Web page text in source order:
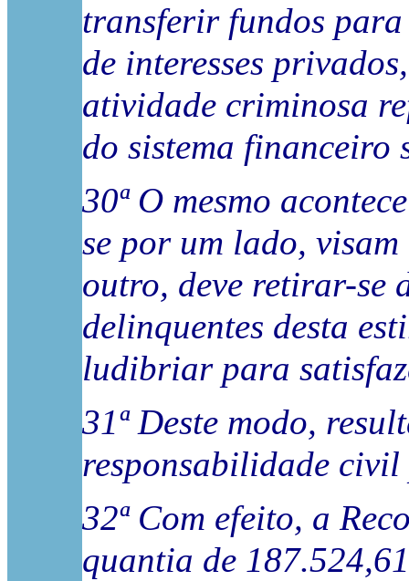
transferir fundos
de interesses
atividade criminosa
do sistema financeiro
30ª O mesmo
se por um lado,
outro, deve retirar-se
delinquentes desta
ludibriar para
31ª Deste modo,
responsabilidade
32ª Com efeito, a
quantia de